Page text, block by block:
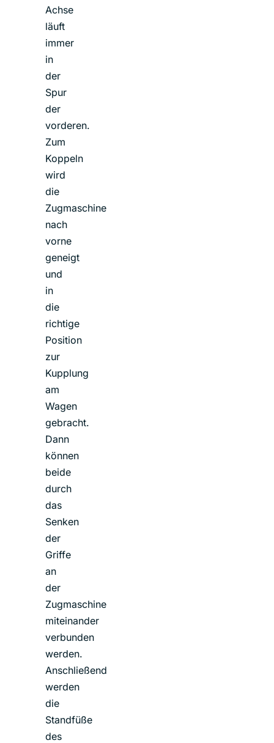
Achse
läuft
immer
in
der
Spur
der
vorderen.
Zum
Koppeln
wird
die
Zugmaschine
nach
vorne
geneigt
und
in
die
richtige
Position
zur
Kupplung
am
Wagen
gebracht.
Dann
können
beide
durch
das
Senken
der
Griffe
an
der
Zugmaschine
miteinander
verbunden
werden.
Anschließend
werden
die
Standfüße
des